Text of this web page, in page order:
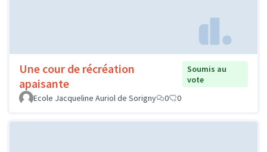
Une cour de récréation
apaisante
Soumis au
vote
Ecole Jacqueline Auriol de Sorigny
0 0